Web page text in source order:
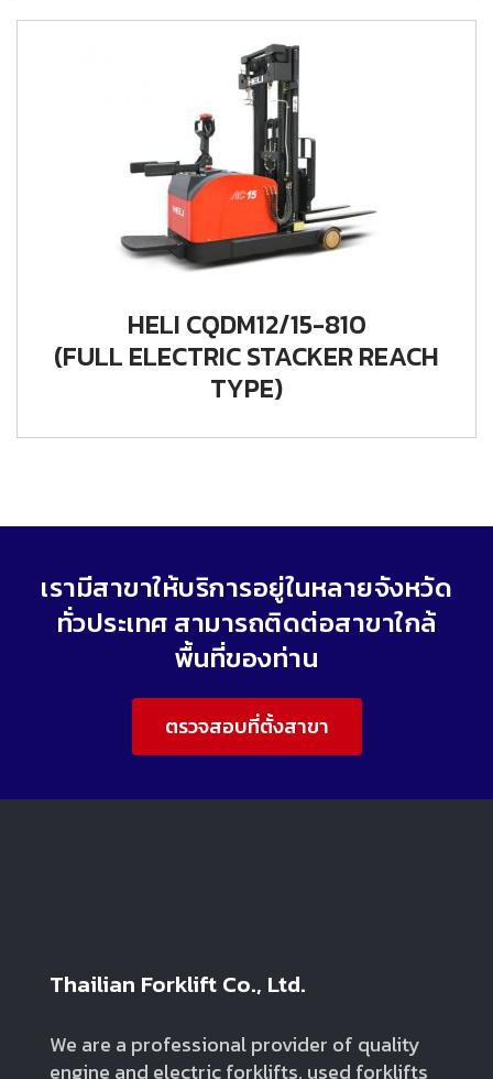
HELI CQDM12/15-810
(FULL ELECTRIC STACKER REACH
TYPE)
เรามีสาขาให้บริการอยู่ในหลายจังหวัด
ทั่วประเทศ สามารถติดต่อสาขาใกล้
พื้นที่ของท่าน
ตรวจสอบที่ตั้งสาขา
Thailian Forklift Co., Ltd.
We are a professional provider of quality
engine and electric forklifts, used forklifts